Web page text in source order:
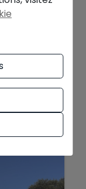
Ref. 550-INV
5